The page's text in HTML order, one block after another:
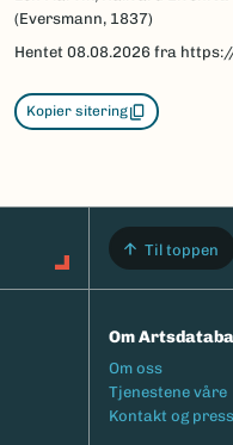
(Eversmann, 1837)
Hentet 08.08.2026 fra https://
Kopier sitering
Til toppen
Om
Footermeny
Om oss
Tjenestene våre
Kontakt og